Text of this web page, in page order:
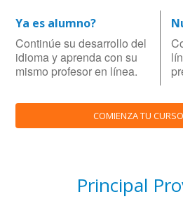
Ya es alumno?
Continúe su desarrollo del
idioma y aprenda con su
mismo profesor en línea.
COMIENZA TU
Principal